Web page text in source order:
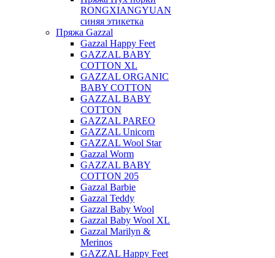
RONGXIANGYUAN
синяя этикетка
Пряжа Gazzal
Gazzal Happy Feet
GAZZAL BABY
COTTON XL
GAZZAL ORGANIC
BABY COTTON
GAZZAL BABY
COTTON
GAZZAL PAREO
GAZZAL Unicorn
GAZZAL Wool Star
Gazzal Worm
GAZZAL BABY
COTTON 205
Gazzal Barbie
Gazzal Teddy
Gazzal Baby Wool
Gazzal Baby Wool XL
Gazzal Marilyn &
Merinos
GAZZAL Happy Feet